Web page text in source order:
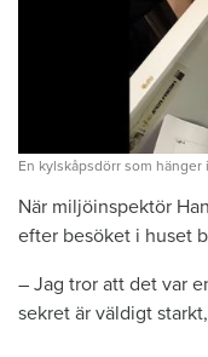
En kylskåpsdörr som hänger
När miljöinspektör
efter besöket i huset
– Jag tror att det var
sekret är väldigt